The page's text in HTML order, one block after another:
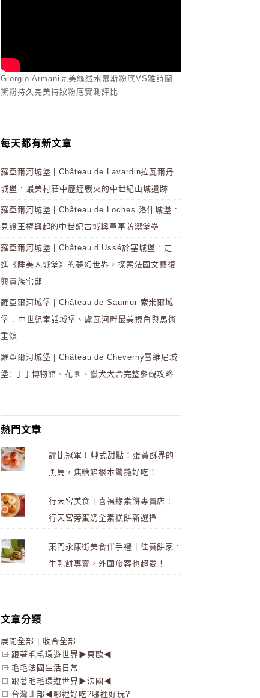
Giorgio Armani完美絲絨水慕斯粉底VS雅詩蘭
黛粉持久完美持妝粉底實測評比
每天都有新文章
羅亞爾河城堡 | Château de Lavardin拉瓦爾丹
城堡 : 最美村莊中歷經戰火的中世紀山城遺跡
羅亞爾河城堡 | Château de Loches 洛什城堡 :
見證王權興起的中世紀古城與軍事防禦堡壘
羅亞爾河城堡 | Château d’Ussé於塞城堡 : 走
進《睡美人城堡》的夢幻世界，探索法國文藝復
興貴族宅邸
羅亞爾河城堡 | Château de Saumur 索米爾城
堡 : 中世紀童話城堡、盧瓦河畔最美視角與馬術
重鎮
羅亞爾河城堡 | Château de Cheverny雪維尼城
堡: 丁丁博物館、花園、獵犬犬舍完整參觀攻略
熱門文章
評比冠軍 ! 艸式甜點：蛋黃酥界的
黑馬，焦糖餡根本驚艷好吃！
行天宮美食 | 喜福緣素餅專賣店 :
行天宮旁蛋奶全素糕餅新選擇
東門永康街美食伴手禮 | 佳賓餅家 :
牛軋餅專賣，外國旅客也超愛！
文章分類
展開全部
收合全部
跟著毛毛環遊世界▶東歐◀
毛毛法國生活日常
跟著毛毛環遊世界▶法國◀
台灣北部◀哪裡好吃?哪裡好玩?